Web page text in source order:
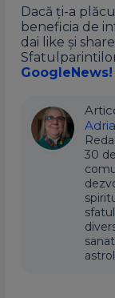
Dacă ți-a
beneficia de
dai like și
GoogleNews!
30